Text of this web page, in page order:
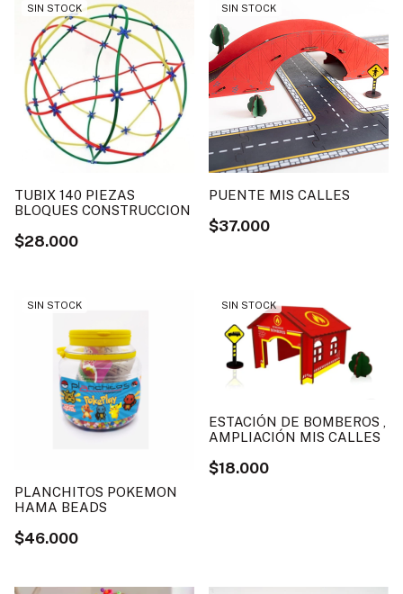
SIN STOCK
TUBIX 140 PIEZAS
BLOQUES CONSTRUCCION
$28.000
SIN STOCK
PUENTE MIS CALLES
$37.000
SIN STOCK
PLANCHITOS POKEMON
HAMA BEADS
$46.000
SIN STOCK
ESTACIÓN DE BOMBEROS ,
AMPLIACIÓN MIS CALLES
$18.000